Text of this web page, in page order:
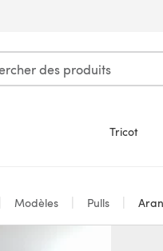
Tricot
Modèles Pulls